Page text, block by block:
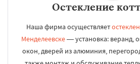
Остекление
Наша фирма осуществляет
Менделеевске— установка: веранд,
окон, дверей из алюминия,